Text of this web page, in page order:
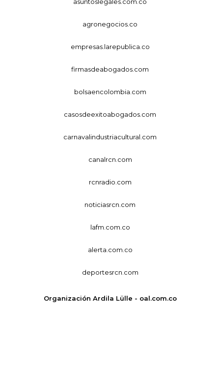
agronegocios.co
empresas.larepublica.co
firmasdeabogados.com
bolsaencolombia.com
casosdeexitoabogados.com
carnavalindustriacultural.com
canalrcn.com
rcnradio.com
noticiasrcn.com
lafm.com.co
alerta.com.co
deportesrcn.com
Organización Ardila Lülle - oal.com.co